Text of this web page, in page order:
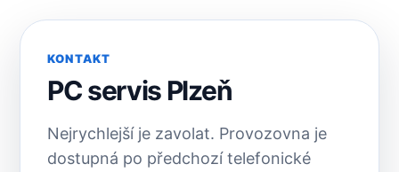
KONTAKT
PC servis Plzeň
Nejrychlejší je zavolat. Provozovna je
dostupná po předchozí telefonické